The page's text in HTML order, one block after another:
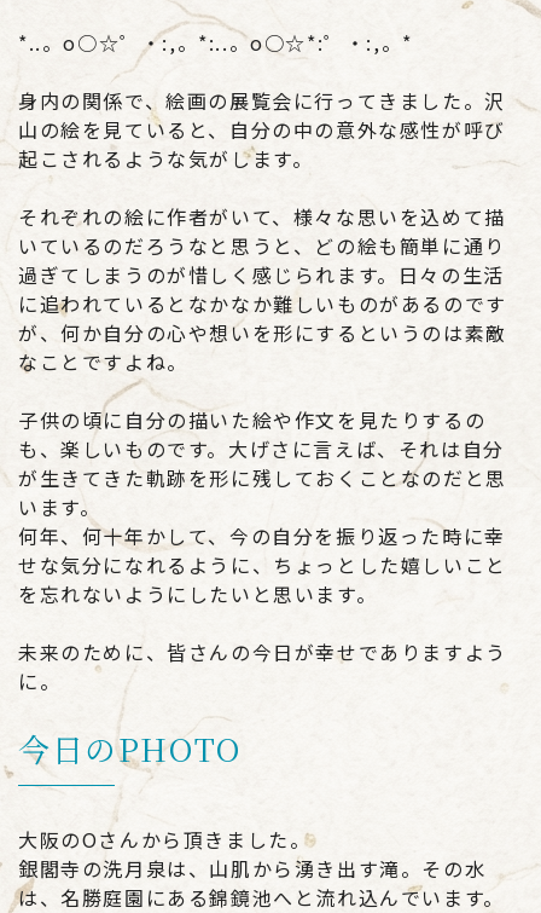
*..。o○☆゜・:,。*:..。o○☆*:゜・:,。*
身内の関係で、絵画の展覧会に行ってきました。沢
山の絵を見ていると、自分の中の意外な感性が呼び
起こされるような気がします。
それぞれの絵に作者がいて、様々な思いを込めて描
いているのだろうなと思うと、どの絵も簡単に通り
過ぎてしまうのが惜しく感じられます。日々の生活
に追われているとなかなか難しいものがあるのです
が、何か自分の心や想いを形にするというのは素敵
なことですよね。
子供の頃に自分の描いた絵や作文を見たりするの
も、楽しいものです。大げさに言えば、それは自分
が生きてきた軌跡を形に残しておくことなのだと思
います。
何年、何十年かして、今の自分を振り返った時に幸
せな気分になれるように、ちょっとした嬉しいこと
を忘れないようにしたいと思います。
未来のために、皆さんの今日が幸せでありますよう
に。
今日のPHOTO
大阪のOさんから頂きました。
銀閣寺の洗月泉は、山肌から湧き出す滝。その水
は、名勝庭園にある錦鏡池へと流れ込んでいます。